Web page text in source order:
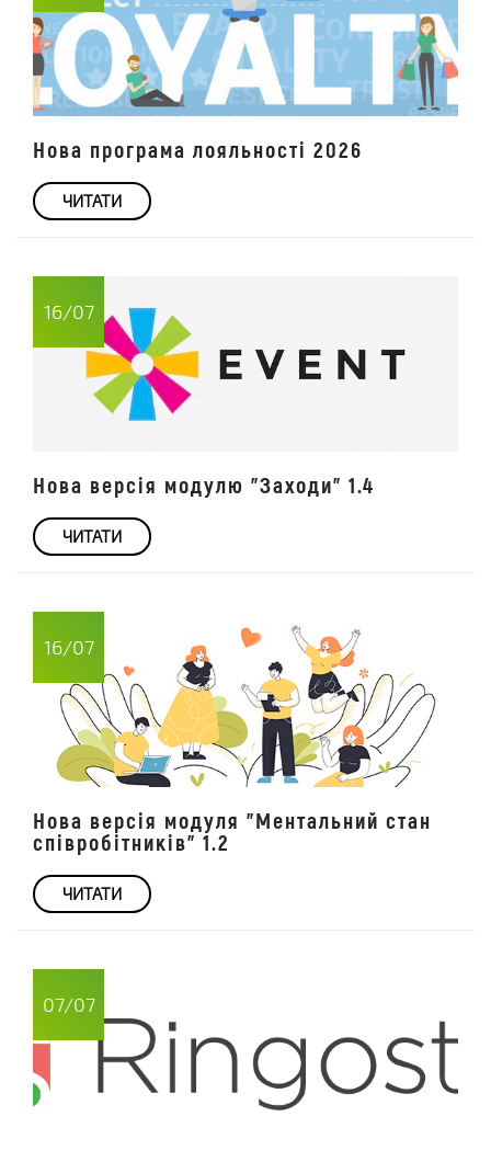
Нова програма лояльності 2026
ЧИТАТИ
16/07
Нова версія модулю "Заходи" 1.4
ЧИТАТИ
16/07
Нова версія модуля "Ментальний стан
співробітників" 1.2
ЧИТАТИ
07/07